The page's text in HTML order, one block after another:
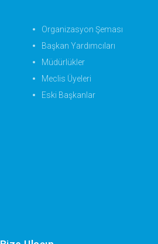
Organizasyon Şeması
Başkan Yardımcıları
Müdürlükler
Meclis Üyeleri
Eski Başkanlar